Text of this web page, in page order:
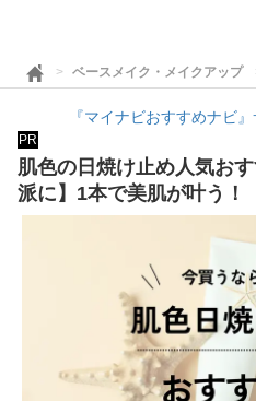
ベースメイク・メイクアップ
『マイナビおすすめナビ
PR
肌色の日焼け止め人気お
派に】1本で美肌が叶う！